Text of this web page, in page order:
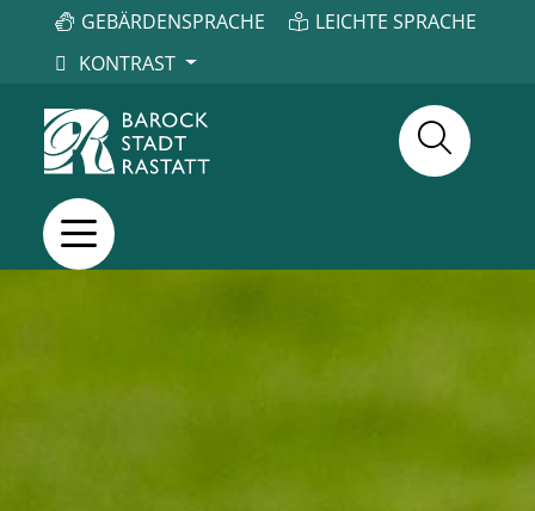
GEBÄRDENSPRACHE
LEICHTE SPRACHE
KONTRAST